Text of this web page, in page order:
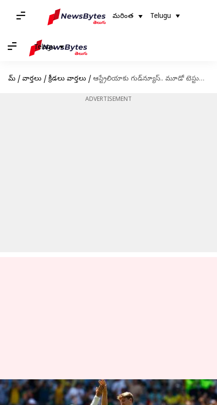
మరింత Telugu
Telugu
హోమ్ / వార్తలు / క్రీడలు వార్తలు / ఆస్ట్రేలియాకు గుడ్‌న్యూస్.. మూడో టెస్టుకు కామెరాన్ గ్రీన్ సిద్ధం
ADVERTISEMENT
ఆస్ట్రేలియాకు గుడ్‌న్యూస్.. మూడో